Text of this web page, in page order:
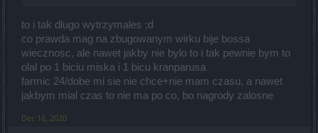
to i tak dlugo wytrzymales ;d
co prawda mag na zbugowanym wirku bije bossa
wiecznosc, ale nawet jakby nie bylo to i tak pewnie bym to
olal po 1 biciu miska i 1 bicu kranparusa
farmic 24/dobe mi sie nie chce+nie mam czasu, a nawet
jakbym mial czas to nie ma po co, bo nagrody zalosne
Dec 16, 2020